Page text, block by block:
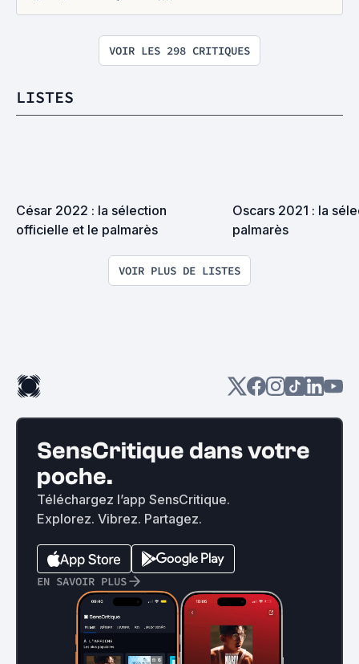
VOIR LES 298 CRITIQUES
LISTES
César 2022 : la sélection
officielle et le palmarès
Oscars 2021 : la
palmarès
VOIR PLUS DE LISTES
SensCritique dans votre
poche.
Téléchargez l’app SensCritique.
Explorez. Vibrez. Partagez.
EN SAVOIR PLUS